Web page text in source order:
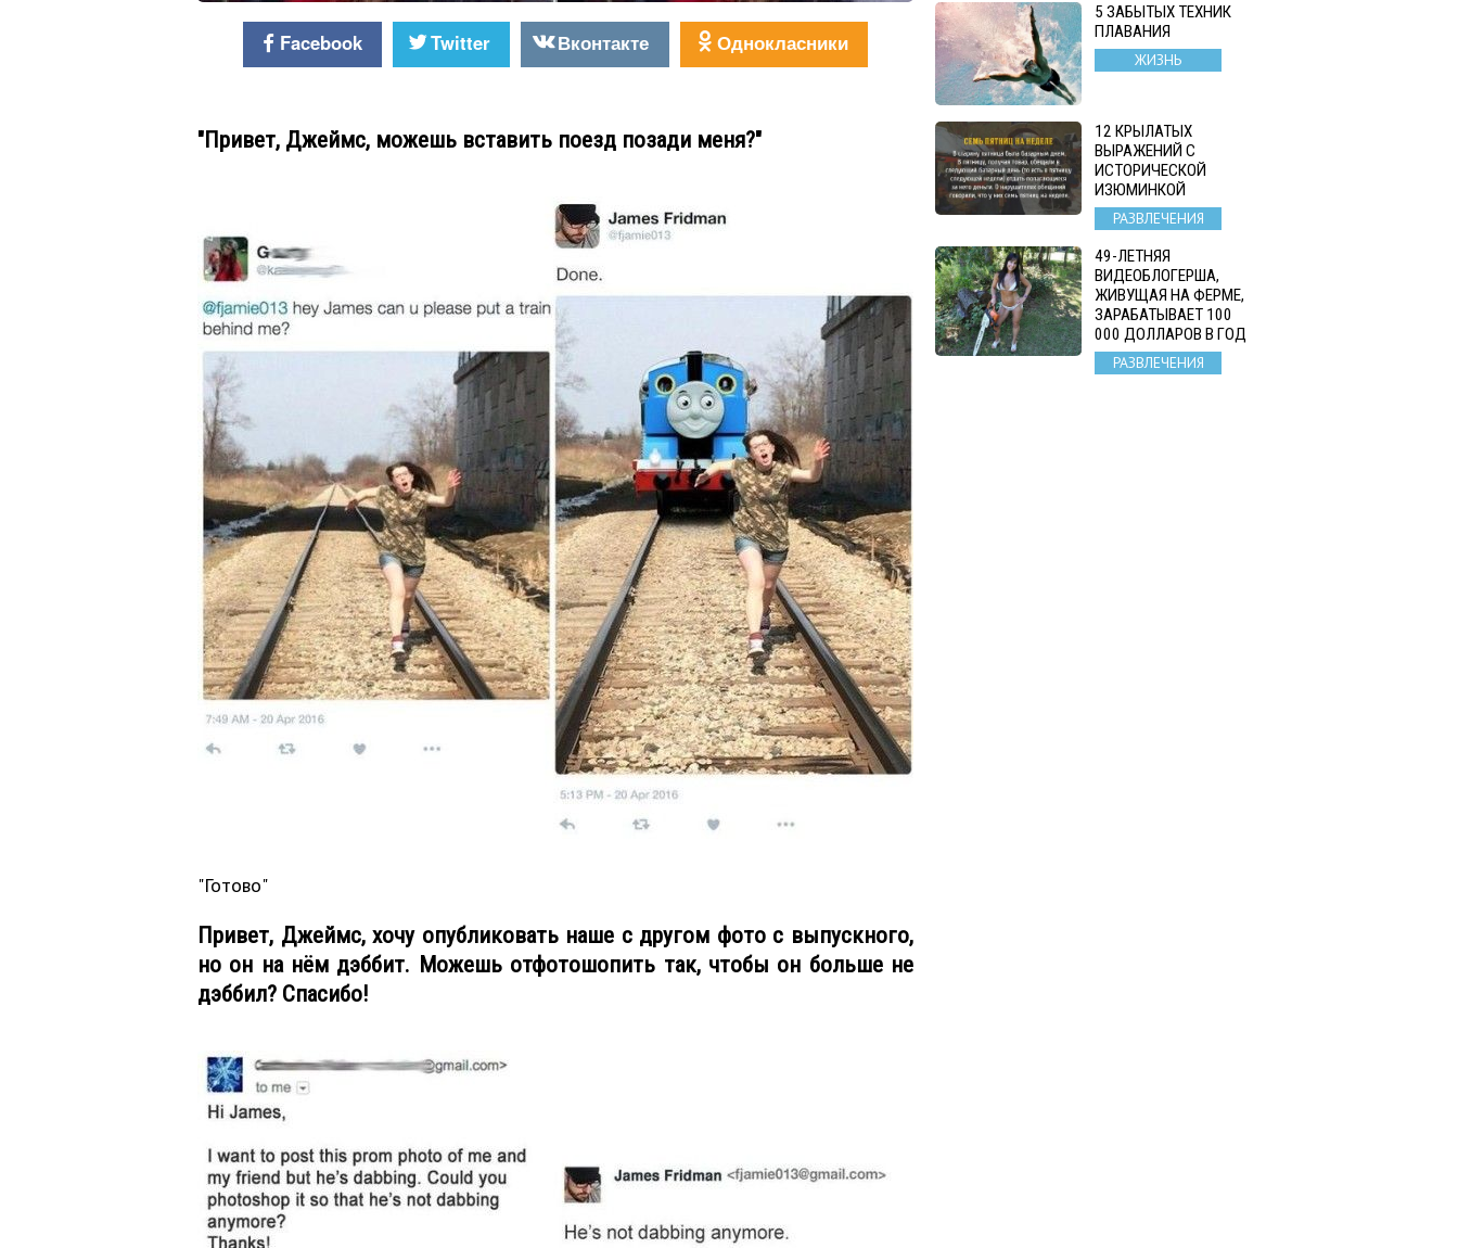
Facebook Twitter Вконтакте Однокласники
"Привет, Джеймс, можешь вставить поезд позади меня?"
"Готово"
Привет, Джеймс, хочу опубликовать наше с другом фото с выпускного,
но он на нём дэббит. Можешь отфотошопить так, чтобы он больше не
дэббил? Спасибо!
5 ЗАБЫТЫХ ТЕХНИК
ПЛАВАНИЯ
ЖИЗНЬ
12 КРЫЛАТЫХ
ВЫРАЖЕНИЙ С
ИСТОРИЧЕСКОЙ
ИЗЮМИНКОЙ
РАЗВЛЕЧЕНИЯ
49-ЛЕТНЯЯ
ВИДЕОБЛОГЕРША,
ЖИВУЩАЯ НА ФЕРМЕ,
ЗАРАБАТЫВАЕТ 100
000 ДОЛЛАРОВ В ГОД
РАЗВЛЕЧЕНИЯ